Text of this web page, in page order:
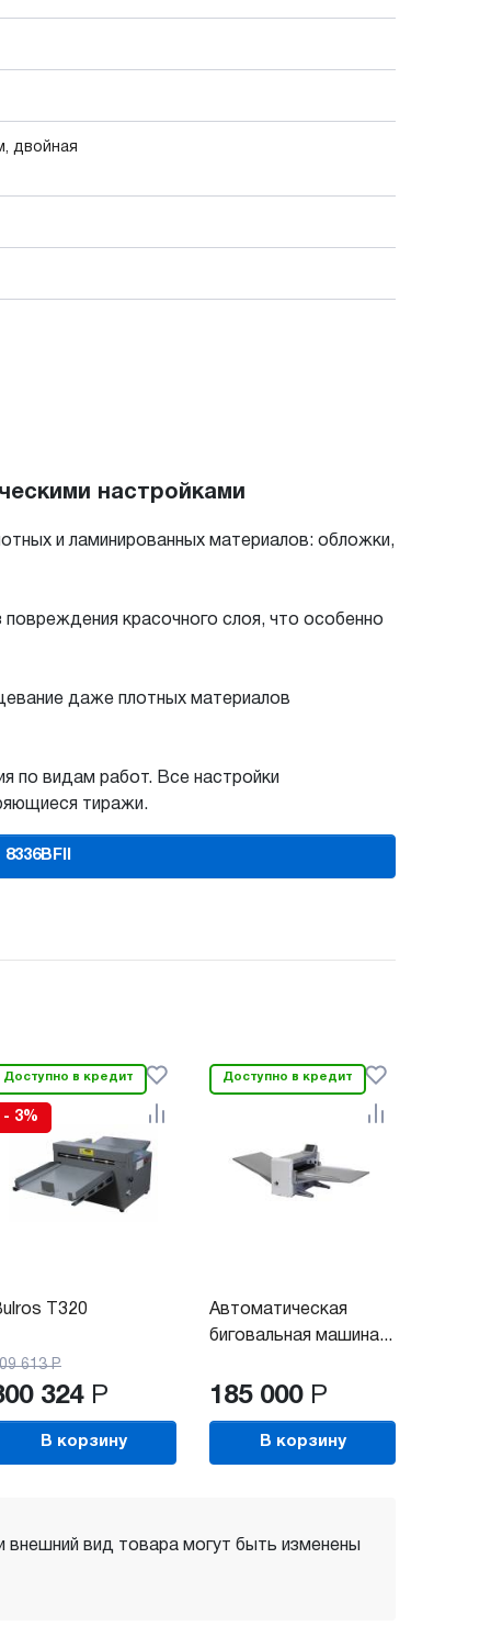
двойная
настройками
и ламинированных материалов: обложки,
красочного слоя, что особенно
даже плотных материалов
по видам работ. Все настройки
тиражи.
Доступно в кредит
- 3%
T320
613 Р
324 Р
В корзину
Доступно в кредит
Автоматическая
биговальная машина...
185 000 Р
В корзину
внешний вид товара могут быть изменены